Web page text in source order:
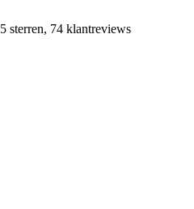
sterren, 74 klantreviews